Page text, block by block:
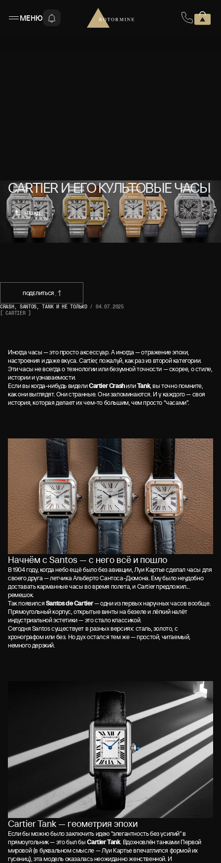
МЕНЮ
НАЗАД
НАЗАД
CARTIER И ЕГО КУЛЬТОВЫЕ ЧАСЫ
CRASH, SANTOS, TANK И НЕ ТОЛЬКО / 04.07.2025
[ CARTIER ]
ПОДЕЛИТЬСЯ
ПОДЕЛИТЬСЯ
Иногда часы — это просто аксессуар. А иногда — отражение эпохи,
настроения и даже вкуса. Cartier, пожалуй, как раз из второй категории.
Эти часы не всегда о технологии или безумной точности — скорее, о стиле,
истории и узнаваемости.
Если вы когда-нибудь виделиCartier CrashилиTank, вы точно помните,
как они выглядят. Они странные. Они запоминаются. И у каждого — своя
история, которая делает их чем-то большим, чем просто “часами”.
Начнём с Santos — с него всё и пошло
В 1904 году, когда небо ещё было без авиации, Луи Картье сделал часы для
своего друга — летчика Альберто Сантоса-Дюмона. Ему было неудобно
доставать карманные часы во время полета, и Cartier предложил...
ремешок.
Так появилсяSantos de Cartier— одни из первых наручных часов вообще.
Прямоугольный корпус, открытые винты на безеле и лёгкий налёт
индустриальной эстетики — это стало классикой.
Сегодня Santos существует в разных версиях: сталь, золото, с
хронографом или без. Но дух остался тем же — простой, читаемый,
немного дерзкий.
Cartier Tank — геометрия эпохи
Если бы можно было заключить идею "элегантность без усилий" в
прямоугольник — это был быCartier Tank. Вдохновлён танками Первой
мировой (в буквальном смысле — Луи Картье впечатлился формой их
гусениц), эта модель оказалась неожиданно женственной. И